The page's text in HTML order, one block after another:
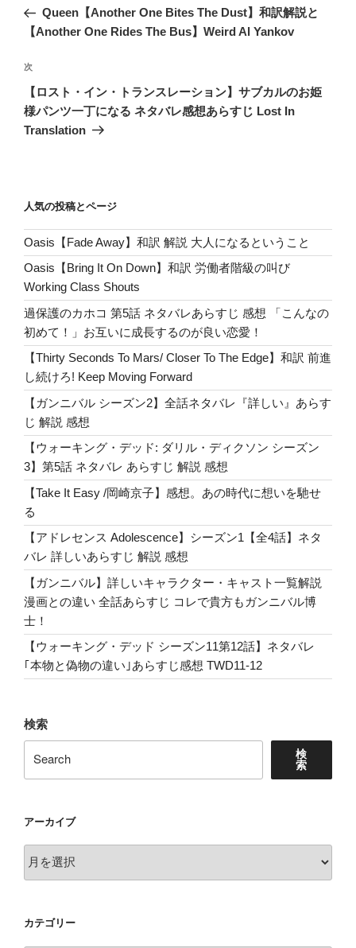
ナ
ゲ
ー
シ
ョ
の
投
Queen【Another One Bites The Dust】和訳解説と
【Another One Rides The Bus】Weird Al Yankov
次
の
投
稿
次
【ロスト・イン・トランスレーション】サブカルのお姫
様パンツ一丁になる ネタバレ感想あらすじ Lost In
Translation
人気の投稿とページ
Oasis【Fade Away】和訳 解説 大人になるということ
Oasis【Bring It On Down】和訳 労働者階級の叫び
Working Class Shouts
過保護のカホコ 第5話 ネタバレあらすじ 感想 「こんなの
初めて！」お互いに成長するのが良い恋愛！
【Thirty Seconds To Mars/ Closer To The Edge】和訳 前進
し続けろ! Keep Moving Forward
【ガンニバル シーズン2】全話ネタバレ『詳しい』あらす
じ 解説 感想
【ウォーキング・デッド: ダリル・ディクソン シーズン
3】第5話 ネタバレ あらすじ 解説 感想
【Take It Easy /岡崎京子】感想。あの時代に想いを馳せ
る
【アドレセンス Adolescence】シーズン1【全4話】ネタ
バレ 詳しいあらすじ 解説 感想
【ガンニバル】詳しいキャラクター・キャスト一覧解説
漫画との違い 全話あらすじ コレで貴方もガンニバル博
士！
【ウォーキング・デッド シーズン11第12話】ネタバレ
｢本物と偽物の違い｣あらすじ感想 TWD11-12
検索
検
索
アーカイブ
ー
ブ
カテゴリー